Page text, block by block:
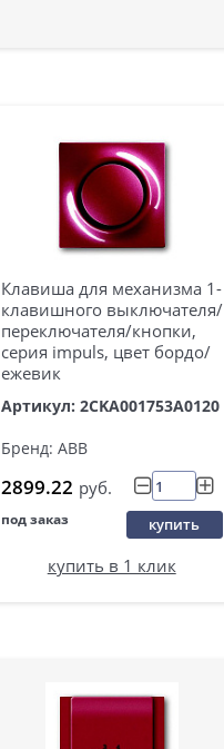
Клавиша для механизма 1-
клавишного выключателя/
переключателя/кнопки,
серия impuls, цвет бордо/
ежевик
Артикул: 2CKA001753A0120
Бренд: ABB
2899.22 руб.
под заказ купить
купить в 1 клик